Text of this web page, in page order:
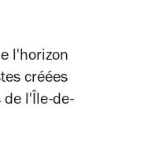
l'horizon
créées
de l'Île-de-